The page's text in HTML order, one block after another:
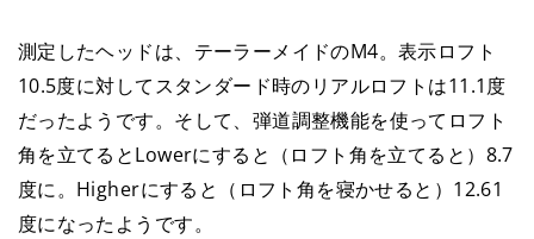
測定したヘッドは、テーラーメイドのM4。表示ロフト
10.5度に対してスタンダード時のリアルロフトは11.1度
だったようです。そして、弾道調整機能を使ってロフト
角を立てるとLowerにすると（ロフト角を立てると）8.7
度に。Higherにすると（ロフト角を寝かせると）12.61
度になったようです。